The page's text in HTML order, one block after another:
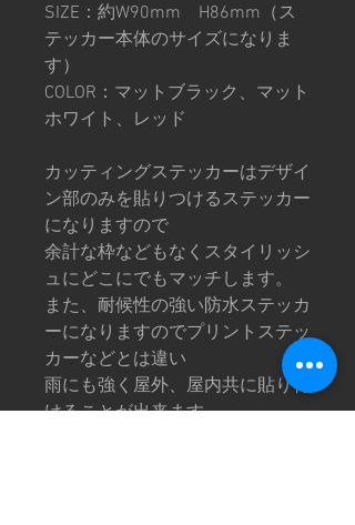
SIZE：約W90mm H86mm（ス
テッカー本体のサイズになりま
す）
COLOR：マットブラック、マット
ホワイト、レッド
カッティングステッカーはデザイ
ン部のみを貼りつけるステッカー
になりますので
余計な枠などもなくスタイリッシ
ュにどこにでもマッチします。
また、耐候性の強い防水ステッカ
ーになりますのでプリントステッ
カーなどとは違い
雨にも強く屋外、屋内共に貼り付
けることが出来ます。